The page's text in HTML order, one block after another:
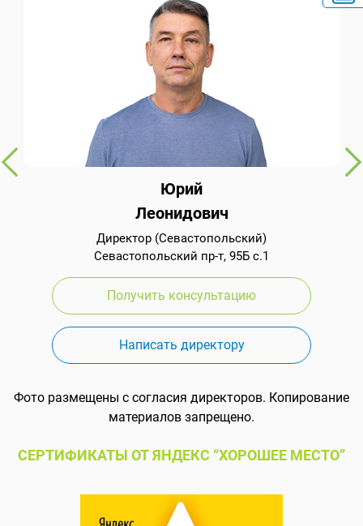
Юрий
Леонидович
Директор (Севастопольский)
Севастопольский пр-т, 95Б с.1
Получить консультацию
Написать директору
Фото размещены с согласия директоров. Копирование
материалов запрещено.
СЕРТИФИКАТЫ ОТ ЯНДЕКС “ХОРОШЕЕ МЕСТО”